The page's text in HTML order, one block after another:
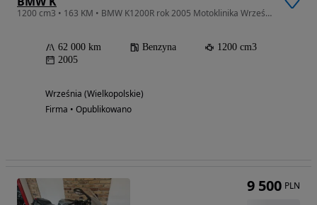
1200 cm3 • 163 KM • BMW K1200R rok 2005 Motoklinika Września
62 000 km Benzyna
1200 cm3
2005
Września (Wielkopolskie)
Firma • Opublikowano
9 500 PLN